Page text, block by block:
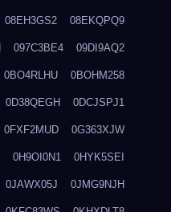
08EH3GS2 08EKQPQ9
097C3BE4 09DI9AQ2
0BO4RLHU 0BOHM258
0D38QEGH 0DCJSPJ1
0FXF2MUD 0G363XJW
0H9OI0N1 0HYK5SEI
0JAWX05J 0JMG9NJH